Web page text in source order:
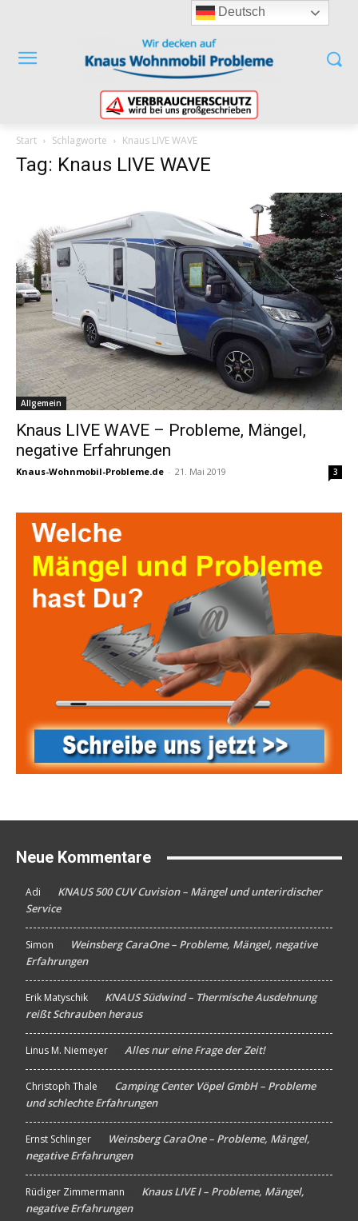
Start Schlagworte Knaus LIVE WAVE
Tag: Knaus LIVE WAVE
Allgemein
Knaus LIVE WAVE – Probleme, Mängel,
negative Erfahrungen
Knaus-Wohnmobil-Probleme.de - 21. Mai 2019 3
Neue Kommentare
Adi
KNAUS 500 CUV Cuvision – Mängel und unterirdischer
Service
Simon
Weinsberg CaraOne – Probleme, Mängel, negative
Erfahrungen
Erik Matyschik
KNAUS Südwind – Thermische Ausdehnung
reißt Schrauben heraus
Linus M. Niemeyer Alles nur eine Frage der Zeit!
Christoph Thale
Camping Center Vöpel GmbH – Probleme
und schlechte Erfahrungen
Ernst Schlinger
Weinsberg CaraOne – Probleme, Mängel,
negative Erfahrungen
Rüdiger Zimmermann
Knaus LIVE I – Probleme, Mängel,
negative Erfahrungen
Deutsch